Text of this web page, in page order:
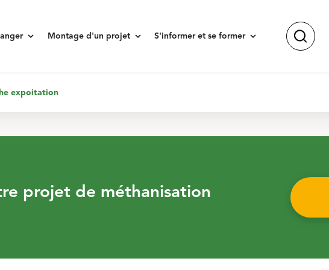
keyboard_arrow_down keyboard_arrow_down
Montage d'un projet keyboard_arrow_down
S'informer et se former
expoitation
projet de méthanisation